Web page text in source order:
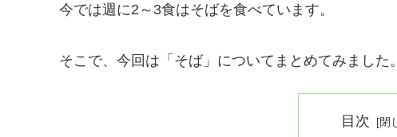
今では週に2～3食はそばを食べています。
そこで、今回は「そば」についてまとめてみました。
目次